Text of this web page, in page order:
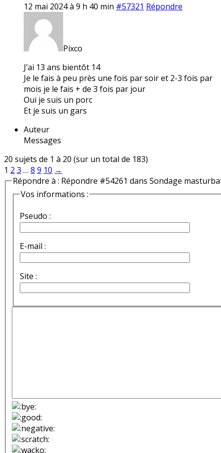
12 mai 2024 à 9 h 40 min #57321 Répondre
Pixco
J’ai 13 ans bientôt 14
Je le fais à peu près une fois par soir et 2-3 fois par
mois je le fais + de 3 fois par jour
Oui je suis un porc
Et je suis un gars
Auteur
Messages
20 sujets de 1 à 20 (sur un total de 183)
1 2 3 … 8 9 10 →
Répondre à : Répondre #54261 dans Sondage
Vos informations :
Pseudo :
E-mail :
Site :